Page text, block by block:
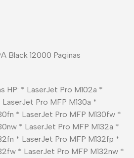
Black 12000 Paginas
HP: * LaserJet Pro M102a *
Pro MFP M130a *
* LaserJet Pro MFP M130fw *
* LaserJet Pro MFP M132a *
* LaserJet Pro MFP M132fp *
* LaserJet Pro MFP M132nw *